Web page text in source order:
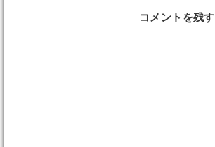
コメントを残す